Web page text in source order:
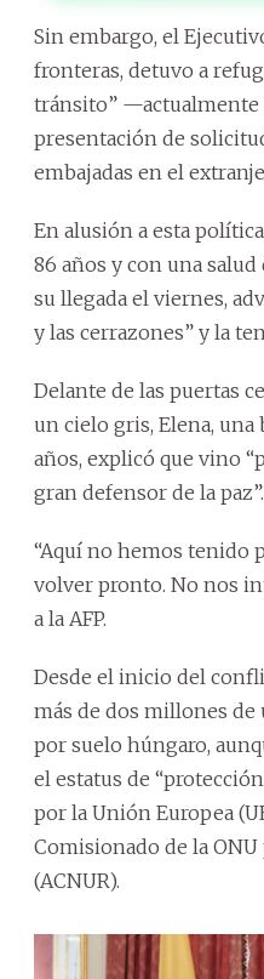
Sin embargo, el
fronteras, detuvo a
tránsito”
presentación de
embajadas en el
En alusión a esta
86 años y con una salud
su llegada el viernes,
y las cerrazones” y la
Delante de las puertas
un cielo gris, Elena, una
años, explicó que vino
gran defensor de la paz”.
“Aquí no hemos tenido
volver pronto. No nos
a la AFP.
Desde el inicio del
más de dos millones
por suelo húngaro,
el estatus de
por la Unión Europea
Comisionado de la
(ACNUR).